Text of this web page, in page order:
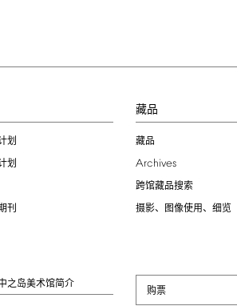
划
划
刊
藏品
藏品
Archives
跨馆藏品搜索
摄影、图像使用、细览
之岛美术馆简介
购票